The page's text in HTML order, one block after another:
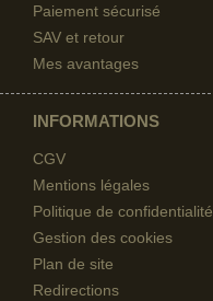
Paiement sécurisé
SAV et retour
Mes avantages
INFORMATIONS
CGV
Mentions légales
Politique de confidentialité
Gestion des cookies
Plan de site
Redirections